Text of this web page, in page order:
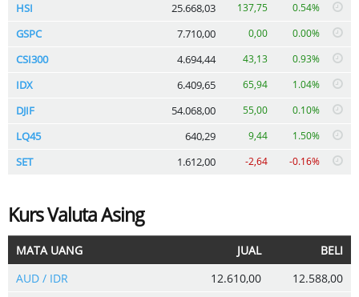
HSI 25.668,03 137,75 0.54%
GSPC 7.710,00 0,00 0.00%
CSI300 4.694,44 43,13 0.93%
IDX 6.409,65 65,94 1.04%
DJIF 54.068,00 55,00 0.10%
LQ45 640,29 9,44 1.50%
SET 1.612,00 -2,64 -0.16%
Kurs Valuta Asing
MATA UANG JUAL
BELI
AUD / IDR
12.610,00
12.588,00